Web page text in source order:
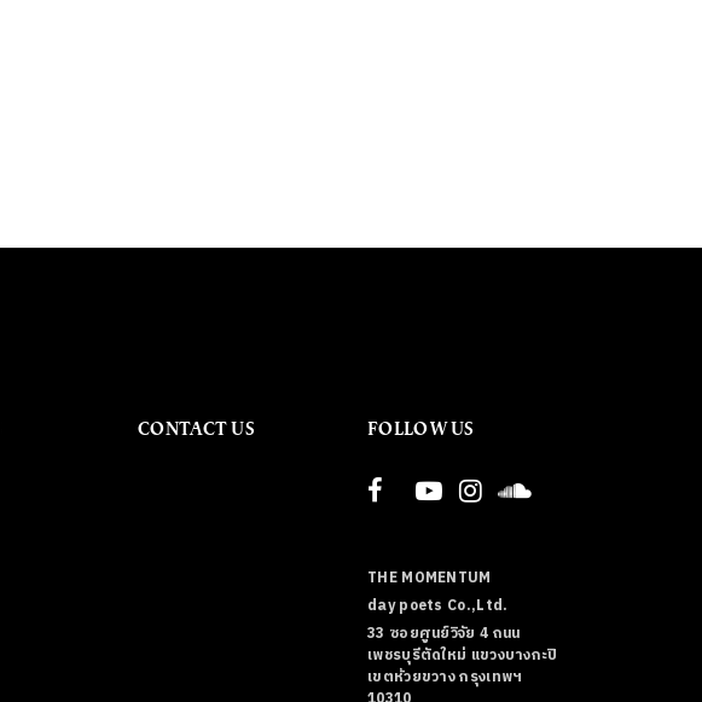
CONTACT US FOLLOW US
THE MOMENTUM
day poets Co.,Ltd.
33 ซอยศูนย์วิจัย 4 ถนน
เพชรบุรีตัดใหม่ แขวงบางกะปิ
เขตห้วยขวาง กรุงเทพฯ